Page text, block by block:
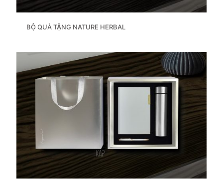
BỘ QUÀ TẶNG NATURE HERBAL